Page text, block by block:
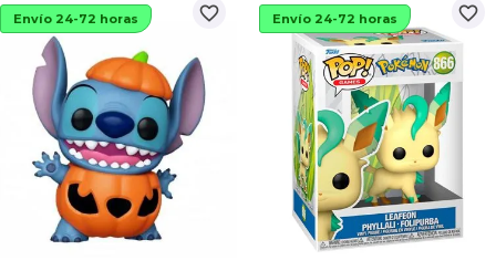
favorite_border
Envío 24-72 horas favorite_border
Envío 24-72 horas